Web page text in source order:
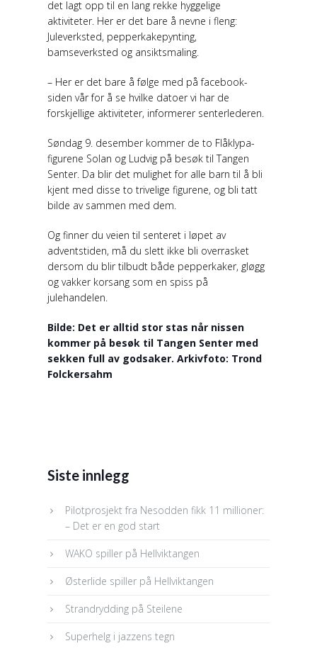
det lagt opp til en lang rekke hyggelige
aktiviteter. Her er det bare å nevne i fleng:
Juleverksted, pepperkakepynting,
bamseverksted og ansiktsmaling.
– Her er det bare å følge med på facebook-
siden vår for å se hvilke datoer vi har de
forskjellige aktiviteter, informerer senterlederen.
Søndag 9. desember kommer de to Flåklypa-
figurene Solan og Ludvig på besøk til Tangen
Senter. Da blir det mulighet for alle barn til å bli
kjent med disse to trivelige figurene, og bli tatt
bilde av sammen med dem.
Og finner du veien til senteret i løpet av
adventstiden, må du slett ikke bli overrasket
dersom du blir tilbudt både pepperkaker, gløgg
og vakker korsang som en spiss på
julehandelen.
Bilde: Det er alltid stor stas når nissen
kommer på besøk til Tangen Senter med
sekken full av godsaker. Arkivfoto: Trond
Folckersahm
Siste innlegg
Pilotprosjekt fra Nesodden fikk 11 millioner:
– Det er en god start
WAKO spiller på Hellviktangen
Østerlide spiller på Hellviktangen
Strandrydding på Steilene
Superhelg i jazzens tegn